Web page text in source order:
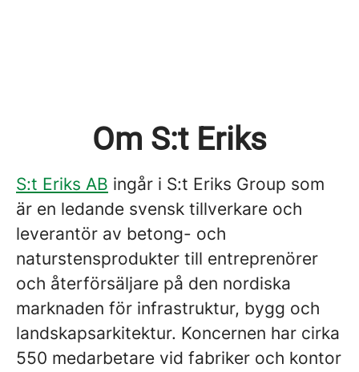
Om S:t Eriks
S:t Eriks AB ingår i S:t Eriks Group som
är en ledande svensk tillverkare och
leverantör av betong- och
naturstensprodukter till entreprenörer
och återförsäljare på den nordiska
marknaden för infrastruktur, bygg och
landskapsarkitektur. Koncernen har cirka
550 medarbetare vid fabriker och kontor